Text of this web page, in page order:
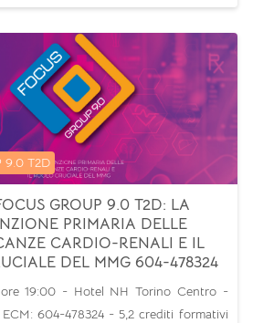
GROUP 9.0 T2D: LA
PRIMARIA DELLE
CARDIO-RENALI E IL
DEL MMG 604-478324
9.0 T2D
19:00 - Hotel NH Torino Centro -
604-478324 - 5,2 crediti formativi